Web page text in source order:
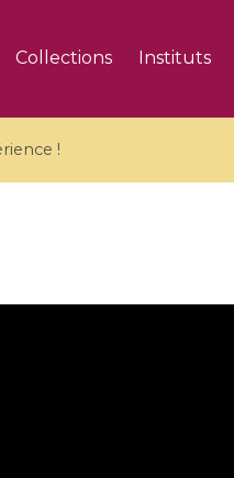
Collections Instituts
!